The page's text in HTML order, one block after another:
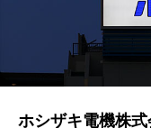
ホシザキ電機株式